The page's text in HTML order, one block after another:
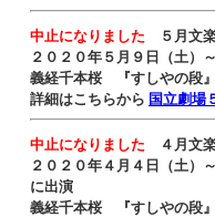
中止になりました
５月文
２０２０年５月９日（土）
義経千本桜 『すしやの段
詳細はこちらから 国立劇場
中止になりました
４月文
２０２０年４月４日（土）
に出演
義経千本桜 『すしやの段